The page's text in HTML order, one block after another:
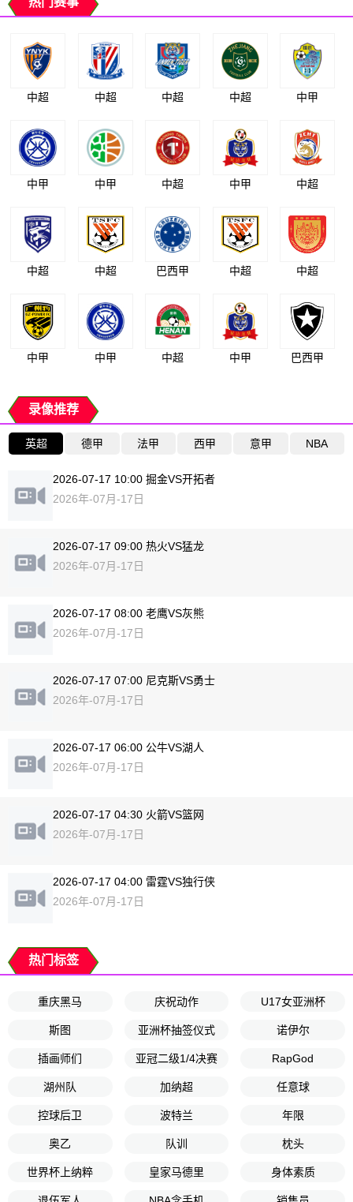
中超 中超 中超 中超 中甲
中甲 中甲 中超 中甲 中超
中超 中超 巴西甲 中超 中超
中甲 中甲 中超 中甲 巴西甲
录像推荐
英超 德甲 法甲 西甲 意甲 NBA
2026-07-17 10:00 掘金VS开拓者
2026年-07月-17日
2026-07-17 09:00 热火VS猛龙
2026年-07月-17日
2026-07-17 08:00 老鹰VS灰熊
2026年-07月-17日
2026-07-17 07:00 尼克斯VS勇士
2026年-07月-17日
2026-07-17 06:00 公牛VS湖人
2026年-07月-17日
2026-07-17 04:30 火箭VS篮网
2026年-07月-17日
2026-07-17 04:00 雷霆VS独行侠
2026年-07月-17日
热门标签
重庆黑马 庆祝动作 U17女亚洲杯
斯图 亚洲杯抽签仪式 诺伊尔
插画师们 亚冠二级1/4决赛 RapGod
湖州队 加纳超 任意球
控球后卫 波特兰 年限
奥乙 队训 枕头
世界杯上纳粹 皇家马德里 身体素质